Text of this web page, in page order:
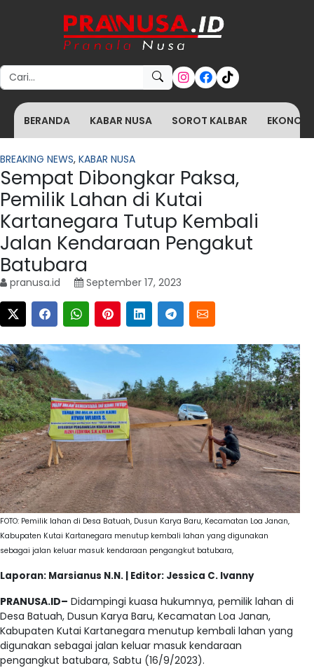
Search for:
BERANDA KABAR NUSA SOROT KALBAR
BREAKING NEWS, KABAR NUSA
Sempat Dibongkar Paksa,
Pemilik Lahan di Kutai
Kartanegara Tutup Kembali
Jalan Kendaraan Pengakut
Batubara
pranusa.id September 17, 2023
FOTO: Pemilik lahan di Desa Batuah, Dusun Karya Baru, Kecamatan Loa Janan,
Kabupaten Kutai Kartanegara menutup kembali lahan yang digunakan
sebagai jalan keluar masuk kendaraan pengangkut batubara,
Laporan: Marsianus N.N. | Editor: Jessica C. Ivanny
PRANUSA.ID– Didampingi kuasa hukumnya, pemilik lahan di
Desa Batuah, Dusun Karya Baru, Kecamatan Loa Janan,
Kabupaten Kutai Kartanegara menutup kembali lahan yang
digunakan sebagai jalan keluar masuk kendaraan
pengangkut batubara, Sabtu (16/9/2023).